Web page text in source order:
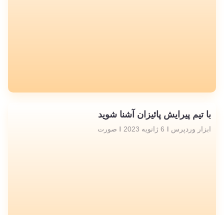
با تیم پیرایش پائیزان آشنا شوید
ابزار وردپرس 6 ژانویه 2023 صورت